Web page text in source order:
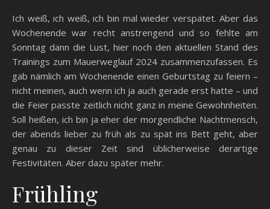
Ich weiß, ich weiß, ich bin mal wieder verspätet. Aber das
Wochenende war recht anstrengend und so fehlte am
Sonntag dann die Lust, hier noch den aktuellen Stand des
Trainings zum Mauerweglauf 2024 zusammenzufassen. Es
gab nämlich am Wochenende einen Geburtstag zu feiern –
nicht meinen, auch wenn ich ja auch gerade erst hatte – und
die Feier passte zeitlich nicht ganz in meine Gewohnheiten.
Soll heißen, ich bin ja eher der morgendliche Nachtmensch,
der abends lieber zu früh als zu spät ins Bett geht, aber
genau zu dieser Zeit sind üblicherweise derartige
Festivitäten. Aber dazu später mehr.
Frühling